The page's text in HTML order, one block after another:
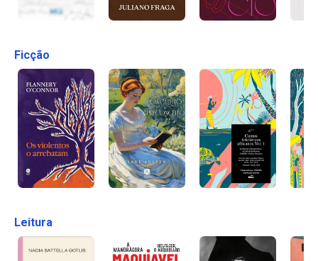
Ficção
Leitura